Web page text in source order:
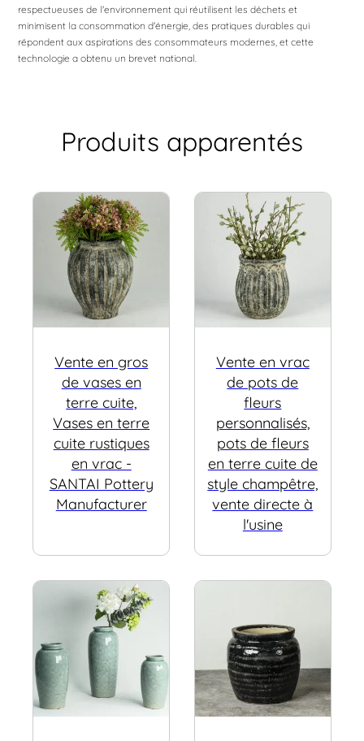
respectueuses de l'environnement qui réutilisent les déchets et
minimisent la consommation d'énergie, des pratiques durables qui
répondent aux aspirations des consommateurs modernes, et cette
technologie a obtenu un brevet national.
Produits apparentés
Vente en gros
de vases en
terre cuite,
Vases en terre
cuite rustiques
en vrac -
SANTAI Pottery
Manufacturer
Vente en vrac
de pots de
fleurs
personnalisés,
pots de fleurs
en terre cuite de
style champêtre,
vente directe à
l'usine